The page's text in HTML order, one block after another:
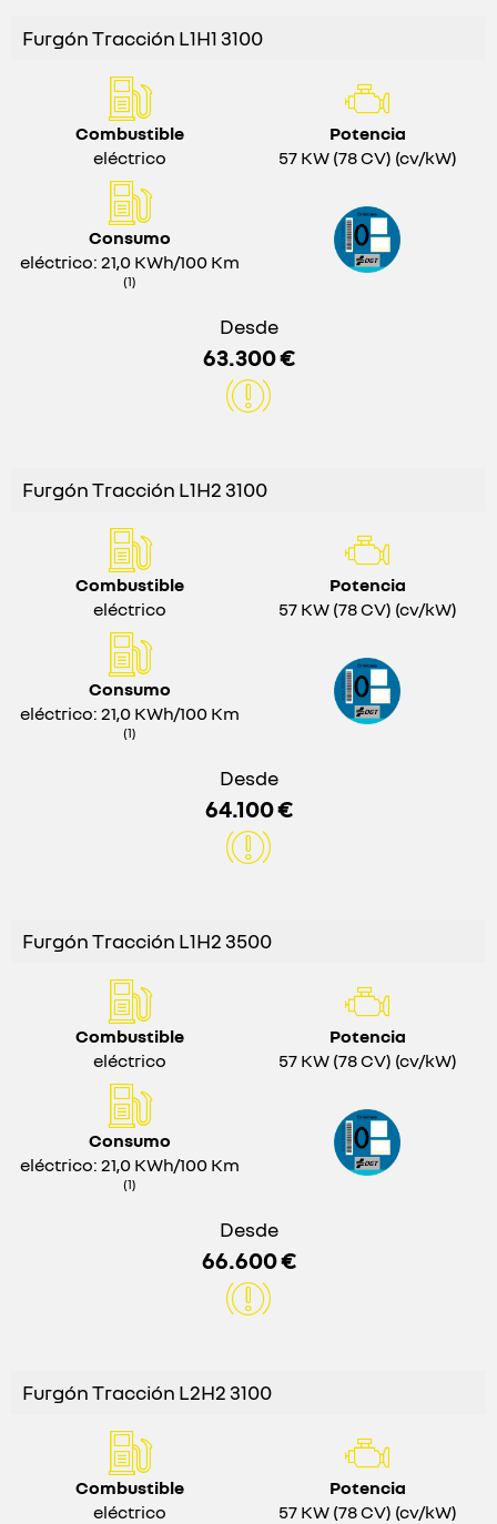
Furgón Tracción L1H1 3100
Combustible
eléctrico
Potencia
57 KW (78 CV) (cv/kW)
Consumo
eléctrico: 21,0 KWh/100 Km
(1)
Desde
63.300 €
Furgón Tracción L1H2 3100
Combustible
eléctrico
Potencia
57 KW (78 CV) (cv/kW)
Consumo
eléctrico: 21,0 KWh/100 Km
(1)
Desde
64.100 €
Furgón Tracción L1H2 3500
Combustible
eléctrico
Potencia
57 KW (78 CV) (cv/kW)
Consumo
eléctrico: 21,0 KWh/100 Km
(1)
Desde
66.600 €
Furgón Tracción L2H2 3100
Combustible
eléctrico
Potencia
57 KW (78 CV) (cv/kW)